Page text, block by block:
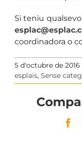
Si teniu
coordinadora o
5 d'octubre de 2016
esplais, Sense